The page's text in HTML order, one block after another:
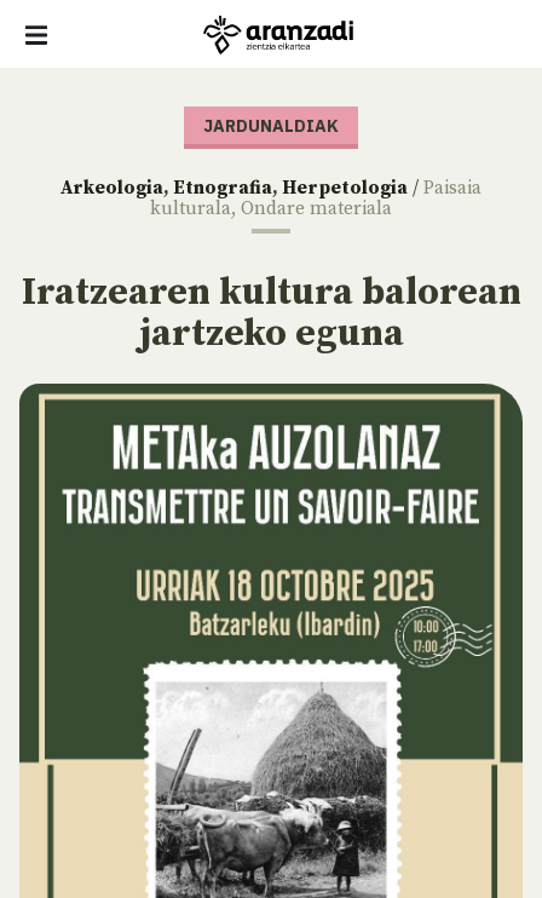
JARDUNALDIAK
Arkeologia, Etnografia, Herpetologia / Paisaia
kulturala, Ondare materiala
Iratzearen kultura balorean
jartzeko eguna